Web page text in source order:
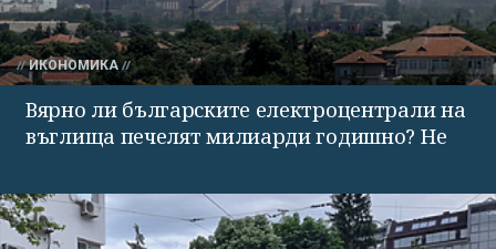
ИКОНОМИКА
Вярно ли българските електроцентрали на
въглища печелят милиарди годишно? Не